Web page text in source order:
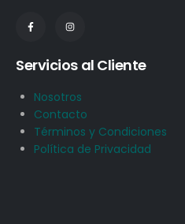
Servicios al Cliente
Nosotros
Contacto
Términos y Condiciones
Política de Privacidad